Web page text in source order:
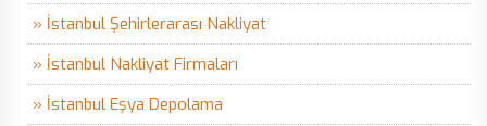
» İstanbul Şehirlerarası Nakliyat
» İstanbul Nakliyat Firmaları
» İstanbul Eşya Depolama